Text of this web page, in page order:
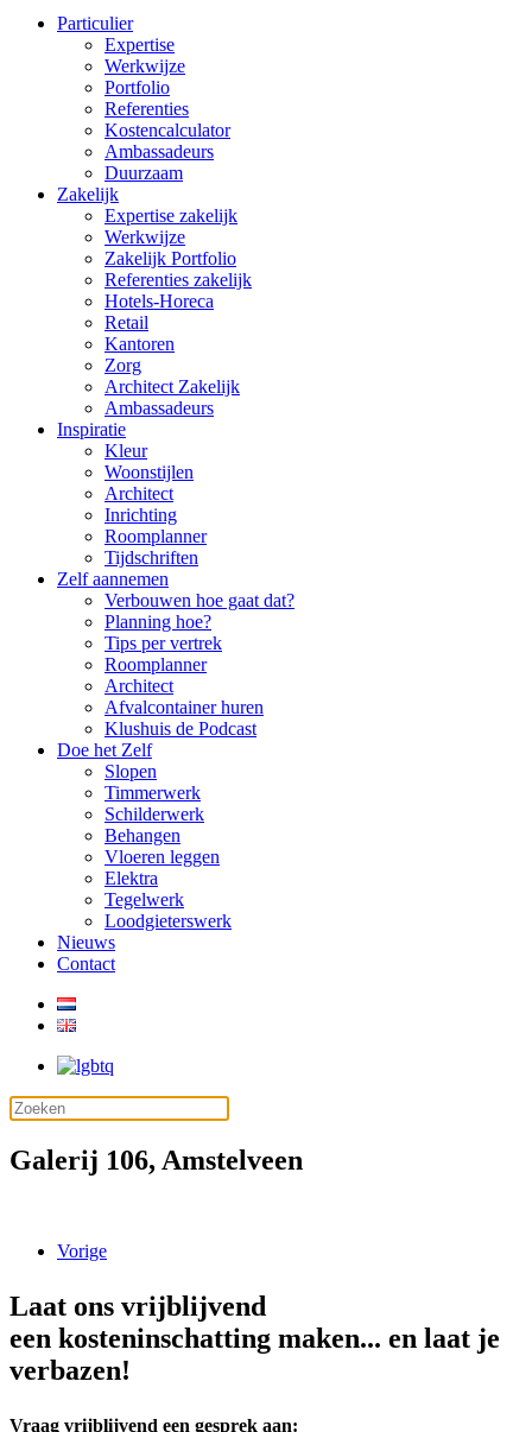
Particulier
Expertise
Werkwijze
Portfolio
Referenties
Kostencalculator
Ambassadeurs
Duurzaam
Zakelijk
Expertise zakelijk
Werkwijze
Zakelijk Portfolio
Referenties zakelijk
Hotels-Horeca
Retail
Kantoren
Zorg
Architect Zakelijk
Ambassadeurs
Inspiratie
Kleur
Woonstijlen
Architect
Inrichting
Roomplanner
Tijdschriften
Zelf aannemen
Verbouwen hoe gaat dat?
Planning hoe?
Tips per vertrek
Roomplanner
Architect
Afvalcontainer huren
Klushuis de Podcast
Doe het Zelf
Slopen
Timmerwerk
Schilderwerk
Behangen
Vloeren leggen
Elektra
Tegelwerk
Loodgieterswerk
Nieuws
Contact
Galerij 106, Amstelveen
Vorige
Laat ons vrijblijvend
een kosteninschatting maken... en laat je
verbazen!
Vraag vrijblijvend een gesprek aan: